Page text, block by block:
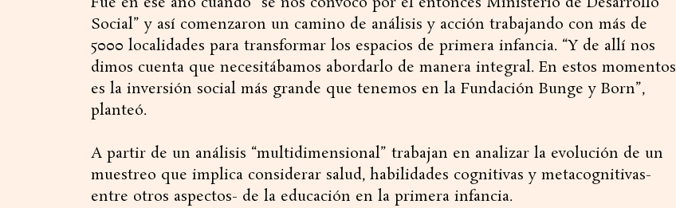
Social” y así comenzaron un camino de análisis y acción trabajando con más de
5000 localidades para transformar los espacios de primera infancia. “Y de allí nos
dimos cuenta que necesitábamos abordarlo de manera integral. En estos momentos
es la inversión social más grande que tenemos en la Fundación Bunge y Born”,
planteó.
A partir de un análisis “multidimensional” trabajan en analizar la evolución de un
muestreo que implica considerar salud, habilidades cognitivas y metacognitivas-
entre otros aspectos- de la educación en la primera infancia.